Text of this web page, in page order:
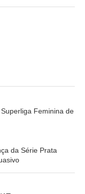
Feminina de
da Série Prata